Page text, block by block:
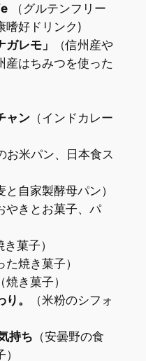
（グルテンフリー
嗜好ドリンク)
レモ」
（信州産や
産はちみつを使った
ャン（インドカレー
お米パン、日本食ス
と自家製酵母パン）
やきとお菓子、パ
菓子）
焼き菓子）
焼き菓子）
。
（米粉のシフォ
持ち （安曇野の食